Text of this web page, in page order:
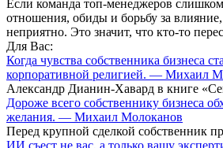
Если команда топ-менеджеров
отношения, обиды и борьбу за
неприятно. Это значит, что кто-то
Для Вас:
Когда чувства собственника бизнеса
корпоративной религией. — Михаил
Александр Дианин-Хавард в книге
Дороже всего собственнику бизнеса
желания. — Михаил Молоканов
Перед крупной сделкой собственник
ИИ съест не вас, а только вашу